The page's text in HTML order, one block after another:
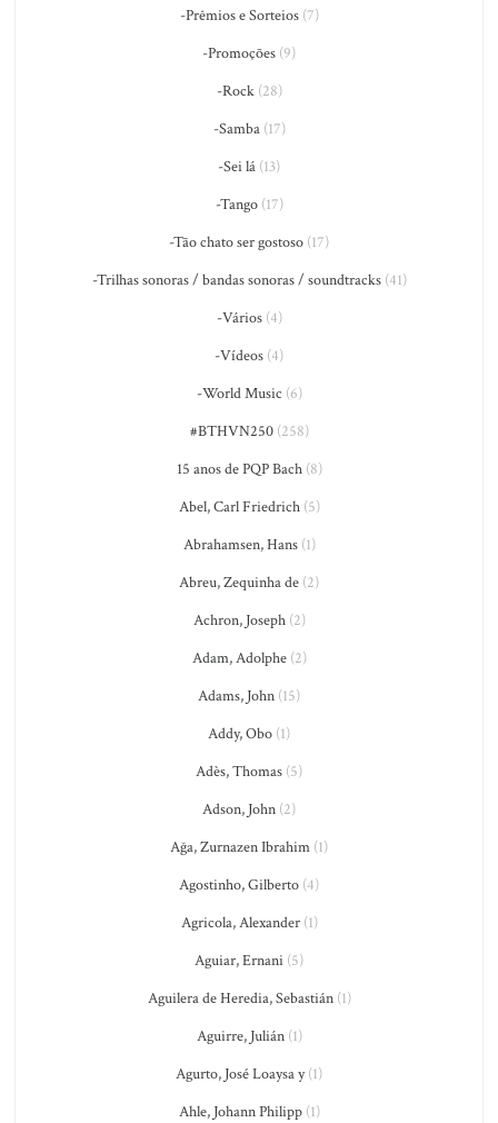
-Prêmios e Sorteios(7)
-Promoções (9)
-Rock(28)
-Samba(17)
-Sei lá (13)
-Tango(17)
-Tão chato ser gostoso (17)
-Trilhas sonoras / bandas sonoras / soundtracks(41)
-Vários(4)
-Vídeos (4)
-World Music (6)
#BTHVN250(258)
15 anos de PQP Bach(8)
Abel, Carl Friedrich(5)
Abrahamsen, Hans(1)
Abreu, Zequinha de (2)
Achron, Joseph(2)
Adam, Adolphe(2)
Adams, John (15)
Addy, Obo (1)
Adès, Thomas (5)
Adson, John (2)
Ağa, Zurnazen Ibrahim (1)
Agostinho, Gilberto (4)
Agricola, Alexander(1)
Aguiar, Ernani (5)
Aguilera de Heredia, Sebastián(1)
Aguirre, Julián(1)
Agurto, José Loaysa y(1)
Ahle, Johann Philipp(1)